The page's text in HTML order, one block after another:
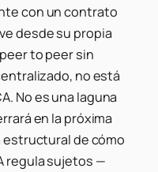
con un contrato
desde su propia
to peer sin
no está
No es una laguna
en la próxima
estructural de cómo
regula sujetos —